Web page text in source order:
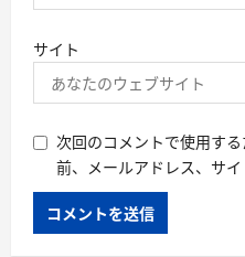
サイト
次回のコメントで使用す
前、メールアドレス、サイ